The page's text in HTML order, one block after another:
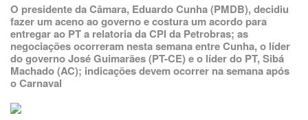
O presidente da Câmara, Eduardo Cunha (PMDB), decidiu
fazer um aceno ao governo e costura um acordo para
entregar ao PT a relatoria da CPI da Petrobras; as
negociações ocorreram nesta semana entre Cunha, o líder
do governo José Guimarães (PT-CE) e o líder do PT, Sibá
Machado (AC); indicações devem ocorrer na semana após
o Carnaval